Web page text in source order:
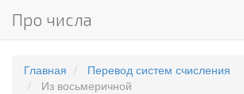
Про числа
Главная
Перевод систем счисления
Из восьмеричной